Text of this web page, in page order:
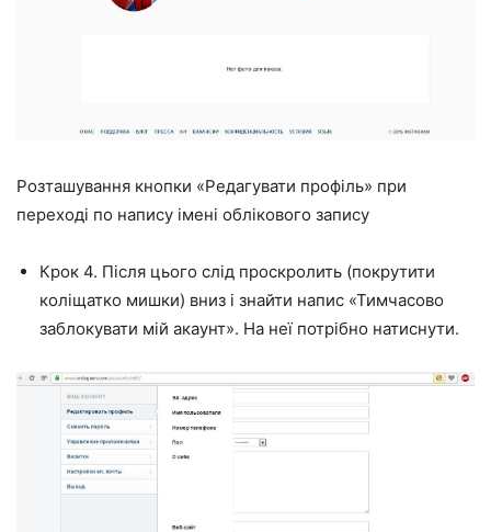
Розташування кнопки «Редагувати профіль» при
переході по напису імені облікового запису
Крок 4. Після цього слід проскролить (покрутити
коліщатко мишки) вниз і знайти напис «Тимчасово
заблокувати мій акаунт». На неї потрібно натиснути.